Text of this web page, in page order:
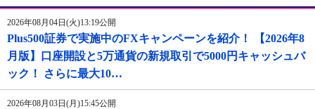
2026年08月04日(火)13:19公開
Plus500証券で実施中のFXキャンペーンを紹介！ 【2026年8
月版】口座開設と5万通貨の新規取引で5000円キャッシュバ
ック！ さらに最大10…
2026年08月03日(月)15:45公開